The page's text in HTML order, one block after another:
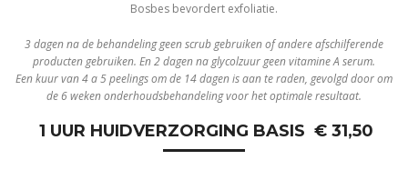
Bosbes bevordert exfoliatie.
3 dagen na de behandeling geen scrub gebruiken of andere afschilferende
producten gebruiken. En 2 dagen na glycolzuur geen vitamine A serum.
Een kuur van 4 a 5 peelings om de 14 dagen is aan te raden, gevolgd door om
de 6 weken onderhoudsbehandeling voor het optimale resultaat.
1 UUR HUIDVERZORGING BASIS € 31,50